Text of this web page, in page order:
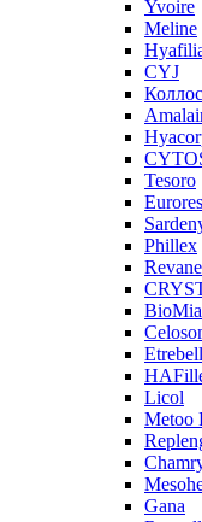
Yvoire
Meline
CYJ
Tesoro
Phillex
Licol
Metoo
Gana